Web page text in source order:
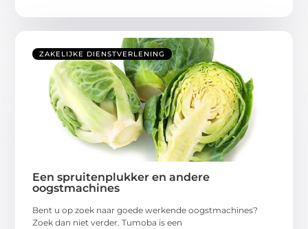
ZAKELIJKE DIENSTVERLENING
Een spruitenplukker en andere
oogstmachines
Bent u op zoek naar goede werkende oogstmachines?
Zoek dan niet verder. Tumoba is een